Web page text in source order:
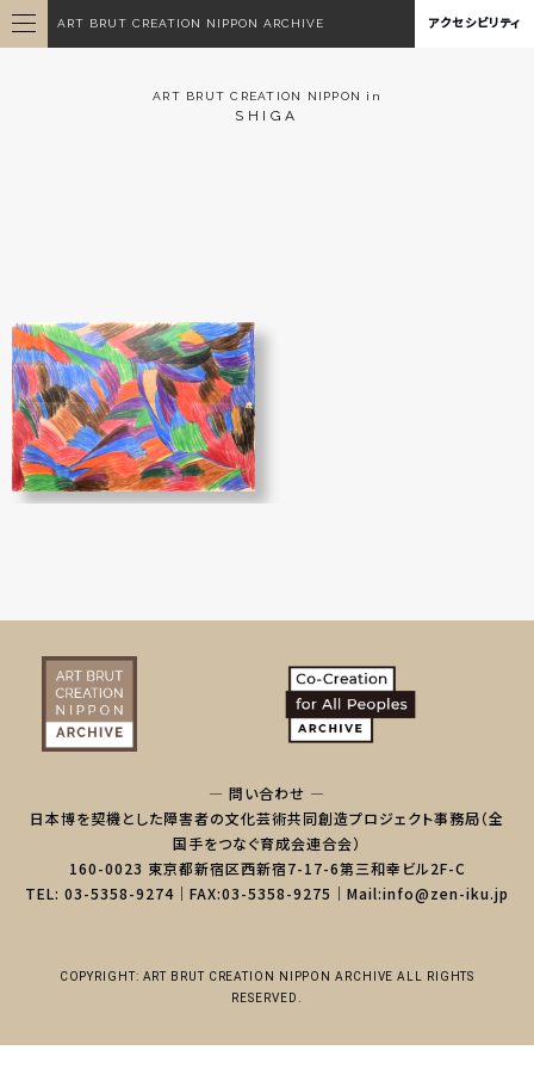
ART BRUT CREATION NIPPON ARCHIVE アクセシビリティ
ART BRUT CREATION NIPPON in
SHIGA
無題
森脇 高弘
— 問い合わせ —
日本博を契機とした障害者の文化芸術共同創造プロジェクト事務局（全
国手をつなぐ育成会連合会）
160-0023 東京都新宿区西新宿7-17-6第三和幸ビル2F-C
TEL: 03-5358-9274｜FAX:03-5358-9275｜Mail:info@zen-iku.jp
COPYRIGHT: ART BRUT CREATION NIPPON ARCHIVE ALL RIGHTS
RESERVED.